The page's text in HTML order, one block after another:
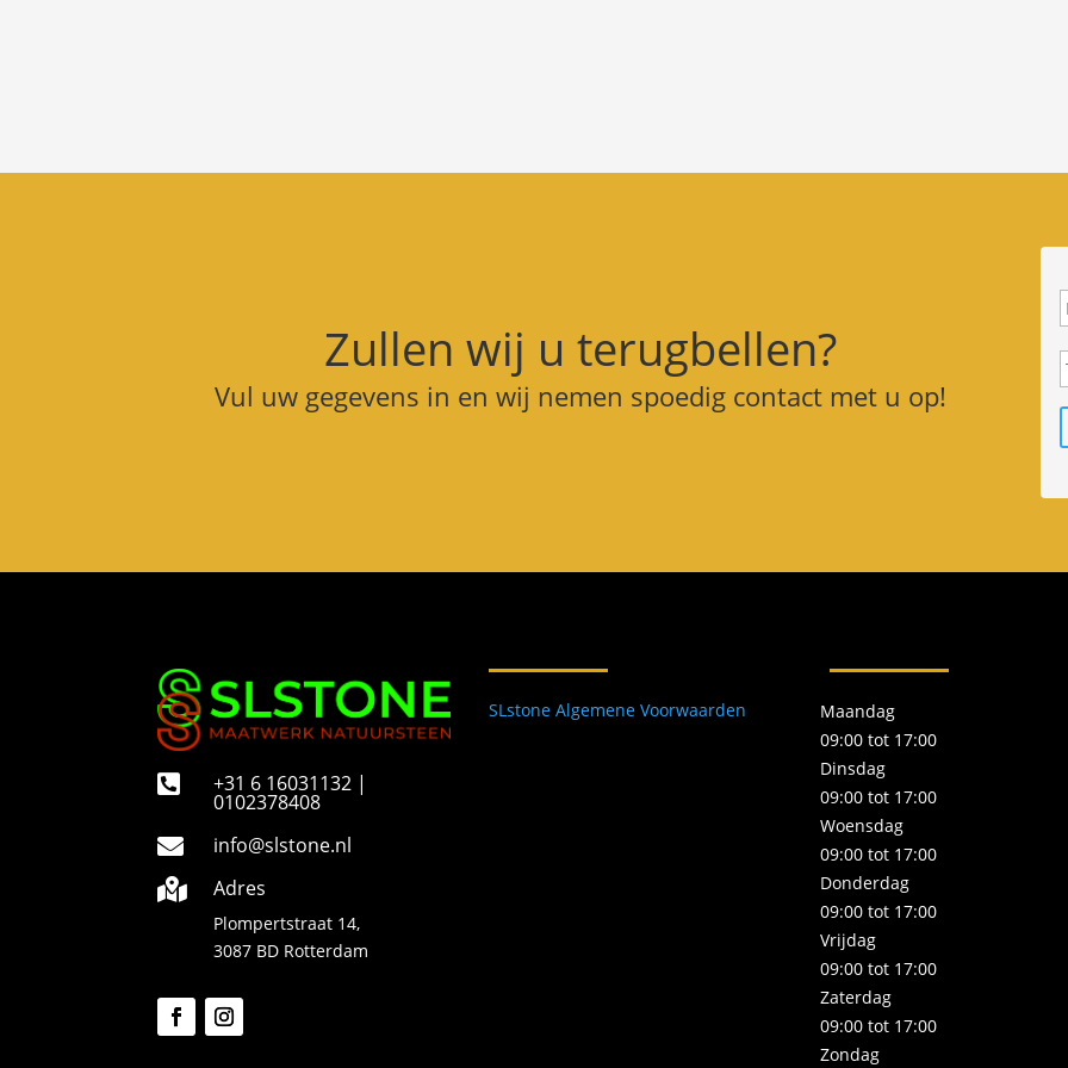
Zullen wij u terugbellen?
Vul uw gegevens in en wij nemen spoedig contact met u op!
a
a
T
e
l
e
 +31 6 16031132 |
0102378408

info@slstone.nl

Adres
Plompertstraat 14,
3087 BD Rotterdam
SLstone Algemene Voorwaarden
Maandag
09:00 tot 17:00
Dinsdag
09:00 tot 17:00
Woensdag
09:00 tot 17:00
Donderdag
09:00 tot 17:00
Vrijdag
09:00 tot 17:00
Zaterdag
09:00 tot 17:00
Zondag